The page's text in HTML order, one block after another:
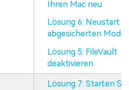
Ihren Mac neu
Lösung 6: Neustart
abgesicherten Modus
Lösung 5: FileVault
deaktivieren
Lösung 7: Starten Sie